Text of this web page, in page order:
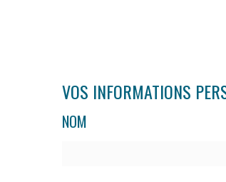
VOS INFORMATIONS
NOM